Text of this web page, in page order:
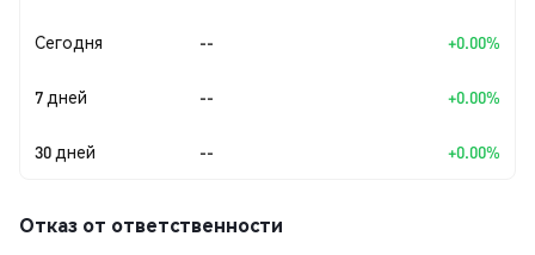
Сегодня -- +0.00%
7 дней -- +0.00%
30 дней -- +0.00%
Отказ от ответственности